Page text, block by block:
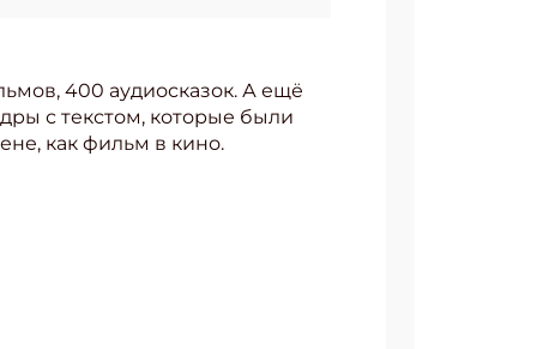
400 аудиосказок. А ещё
с текстом, которые были
как фильм в кино.